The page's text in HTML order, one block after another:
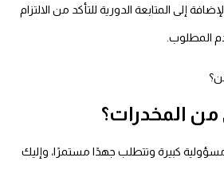
إلى المتابعة الدورية للتأكد من الالتزام
المطلوب.
من المخدرات؟
كبيرة وتتطلب جهدًا مستمرًا، وإليك